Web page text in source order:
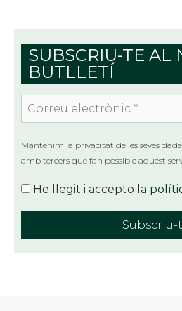
SUBSCRIU-TE AL
BUTLLETÍ
electrònic
*
Mantenim la privacitat de les seves
amb tercers que fan possible aquest
He llegit i accepto la